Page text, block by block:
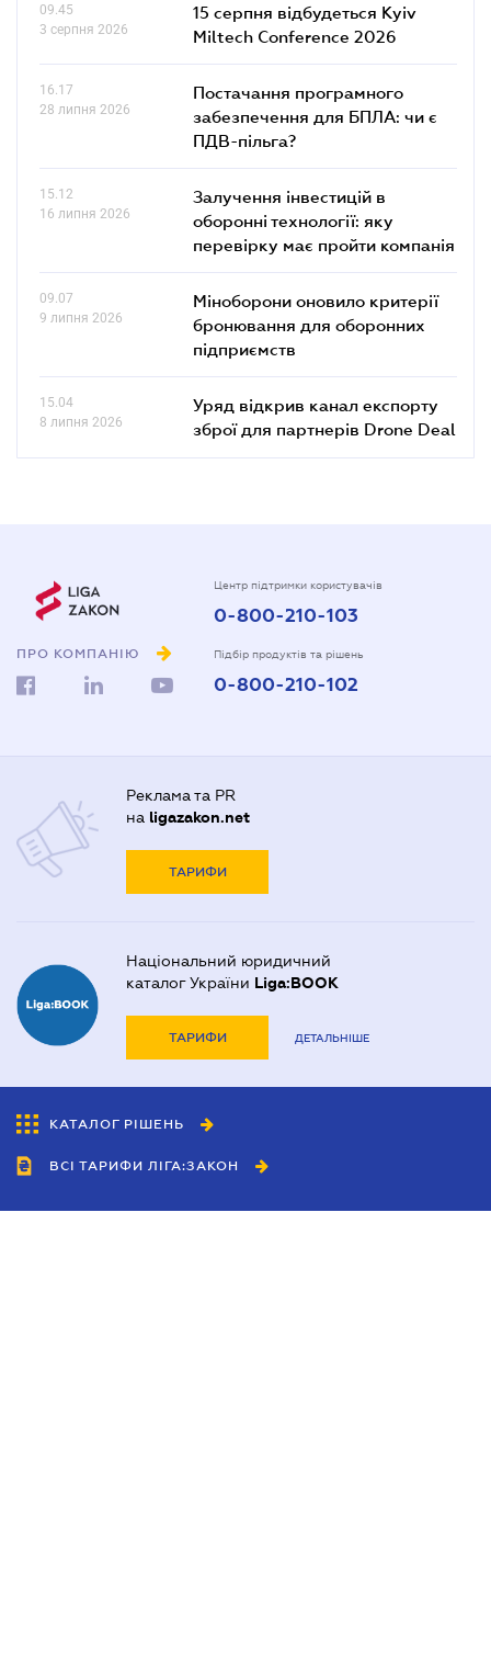
09.45
3 серпня 2026
15 серпня відбудеться Kyiv
Miltech Conference 2026
16.17
28 липня 2026
Постачання програмного
забезпечення для БПЛА: чи є
ПДВ-пільга?
15.12
16 липня 2026
Залучення інвестицій в
оборонні технології: яку
перевірку має пройти компанія
09.07
9 липня 2026
Міноборони оновило критерії
бронювання для оборонних
підприємств
15.04
8 липня 2026
Уряд відкрив канал експорту
зброї для партнерів Drone Deal
ПРО КОМПАНІЮ
Центр підтримки користувачів
0-800-210-103
Підбір продуктів та рішень
0-800-210-102
Реклама та PR
на ligazakon.net
ТАРИФИ
Національний юридичний
каталог України Liga:BOOK
ТАРИФИ ДЕТАЛЬНІШЕ
КАТАЛОГ РІШЕНЬ
ВСІ ТАРИФИ ЛІГА:ЗАКОН